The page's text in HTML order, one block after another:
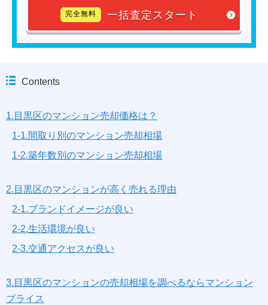
完全無料 一括査定スタート
Contents
1.目黒区のマンション売却価格は？
1-1.間取り別のマンション売却相場
1-2.築年数別のマンション売却相場
2.目黒区のマンションが高く売れる理由
2-1.ブランドイメージが良い
2-2.生活環境が良い
2-3.交通アクセスが良い
3.目黒区のマンションの売却相場を調べるならマンション
プライス